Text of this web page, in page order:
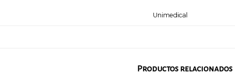
Unimedical
Productos relacionados